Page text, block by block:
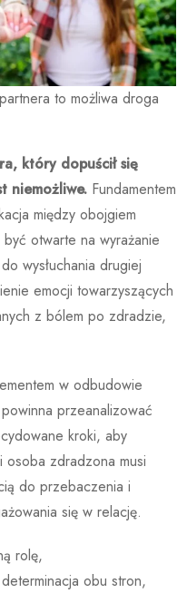
to możliwa droga
który dopuścił się
niemożliwe. Fundamentem
między obojgiem
otwarte na wyrażanie
wysłuchania drugiej
emocji towarzyszących
z bólem po zdradzie,
w odbudowie
przeanalizować
kroki, aby
zdradzona musi
do przebaczenia i
się w relację.
rolę,
obu stron,